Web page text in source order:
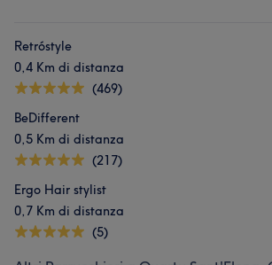
Retróstyle
0,4 Km di distanza
(469)
BeDifferent
0,5 Km di distanza
(217)
Ergo Hair stylist
0,7 Km di distanza
(5)